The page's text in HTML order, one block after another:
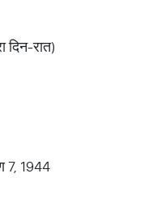
दिन-रात)
7, 1944